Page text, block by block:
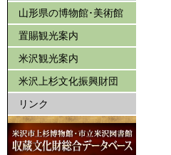
山形県の博物館･美術館
置賜観光案内
米沢観光案内
米沢上杉文化振興財団
リンク